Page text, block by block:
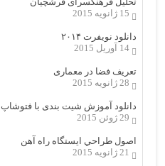
15 ژانویه 2015
دانلود نویفرت ۲۰۱۴
14 آوریل 2015
تعریف فضا در معماری
28 ژانویه 2015
دانلود آموزش شیت بندی با فتوشاپ
29 ژوئن 2015
اصول طراحي ایستگاه راه آهن
21 ژانویه 2015